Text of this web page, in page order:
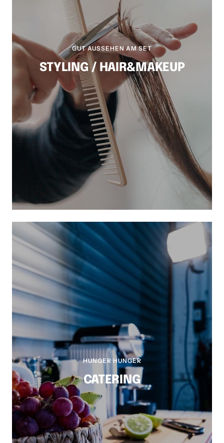
GUT AUSSEHEN AM SET
STYLING / HAIR&MAKEUP
HUNGER HUNGER
CATERING